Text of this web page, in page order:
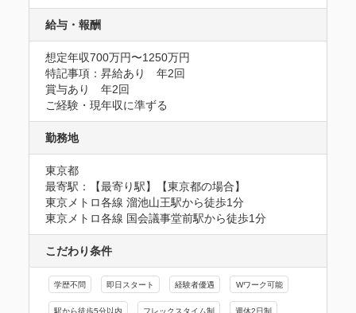
給与・報酬
想定年収700万円〜1250万円
特記事項：昇給あり　年2回
賞与あり　年2回
ご経験・現年収に準ずる
勤務地
東京都
最寄駅：【最寄り駅】【東京都の場合】
東京メトロ各線 溜池山王駅から徒歩1分
東京メトロ各線 国会議事堂前駅から徒歩1分
こだわり条件
学歴不問 即日スタート 経験者優遇 Wワーク可能
駅から徒歩5分以内 フレックスタイム制 週休2日制